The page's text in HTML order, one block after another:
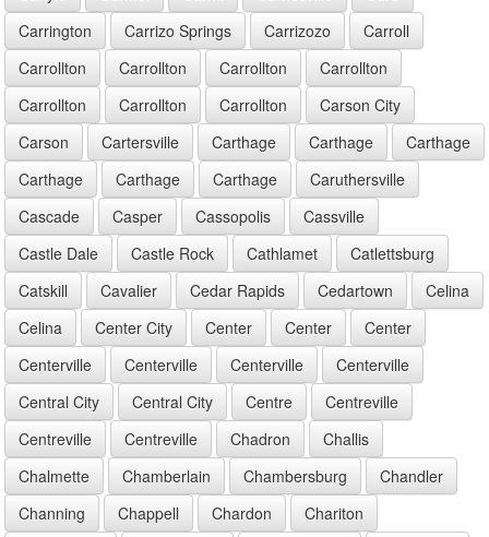
Carrington
Carrizo Springs Carrizozo
Carroll
Carrollton
Carrollton Carrollton
Carrollton
Carrollton
Carrollton Carrollton
Carson City
Carson
Cartersville Carthage Carthage
Carthage
Carthage
Carthage Carthage
Caruthersville
Cascade
Casper Cassopolis
Cassville
Castle Dale
Castle Rock Cathlamet
Catlettsburg
Catskill
Cavalier Cedar Rapids Cedartown
Celina
Celina
Center City Center Center
Center
Centerville
Centerville Centerville
Centerville
Central City
Central City Centre
Centreville
Centreville
Centreville Chadron
Challis
Chalmette
Chamberlain Chambersburg
Chandler
Channing
Chappell Chardon
Chariton